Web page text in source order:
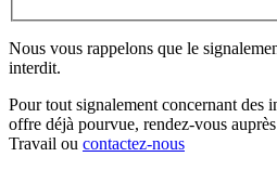
Nous vous rappelons que le
interdit.
Pour tout signalement concernant des
offre déjà pourvue, rendez-vous
Travail ou contactez-nous